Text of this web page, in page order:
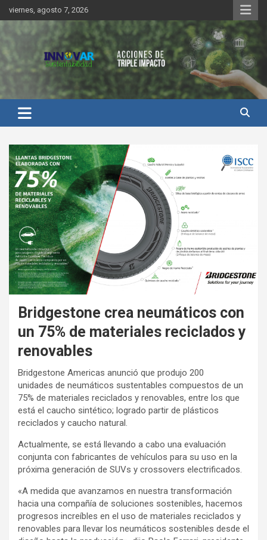
Saltar
al
contenido
viernes, agosto 7, 2026
Innovar Sustentabilidad
Bridgestone crea neumáticos con
un 75% de materiales reciclados y
renovables
Bridgestone Americas anunció que produjo 200
unidades de neumáticos sustentables compuestos de un
75% de materiales reciclados y renovables, entre los que
está el caucho sintético; logrado partir de plásticos
reciclados y caucho natural.
Actualmente, se está llevando a cabo una evaluación
conjunta con fabricantes de vehículos para su uso en la
próxima generación de SUVs y crossovers electrificados.
«A medida que avanzamos en nuestra transformación
hacia una compañía de soluciones sostenibles, hacemos
progresos increíbles en el uso de materiales reciclados y
renovables para llevar los neumáticos sostenibles desde el